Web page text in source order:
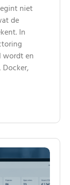
niet
de
In
wordt en
Docker,